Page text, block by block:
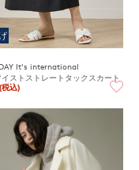
It's international
イストストレートタックスカート
税込)